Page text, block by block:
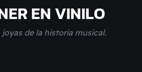
EN VINILO
de la historia musical.